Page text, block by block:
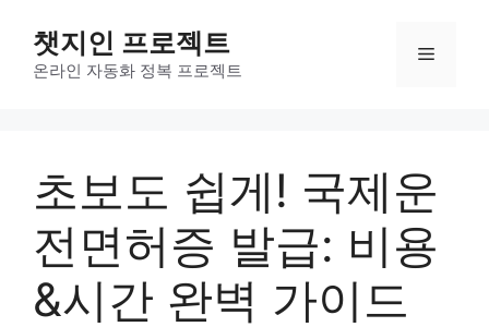
챗지인 프로젝트
온라인 자동화 정복 프로젝트
메
초보도 쉽게! 국제운
전면허증 발급: 비용
&시간 완벽 가이드